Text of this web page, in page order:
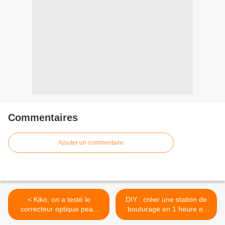
Commentaires
Ajouter un commentaire
< Kiko, on a testé le
correcteur optique peau
parfaite Skin Trainer CC
DIY : créer une station de
bouturage en 1 heure et
pour moins de 20€ >